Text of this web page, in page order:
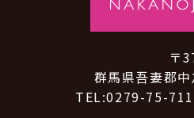
〒
群馬県吾妻郡
TEL:0279-75-